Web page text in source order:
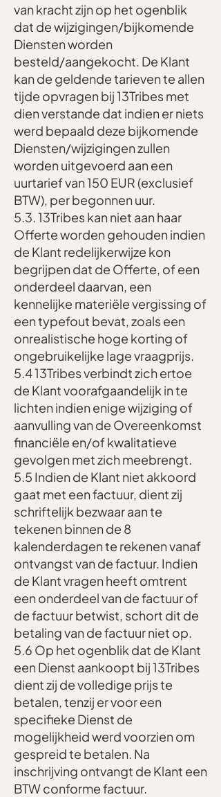
van kracht zijn op het ogenblik
dat de wijzigingen/bijkomende
Diensten worden
besteld/aangekocht. De Klant
kan de geldende tarieven te allen
tijde opvragen bij 13Tribes met
dien verstande dat indien er niets
werd bepaald deze bijkomende
Diensten/wijzigingen zullen
worden uitgevoerd aan een
uurtarief van 150 EUR (exclusief
BTW), per begonnen uur.
5.3. 13Tribes kan niet aan haar
Offerte worden gehouden indien
de Klant redelijkerwijze kon
begrijpen dat de Offerte, of een
onderdeel daarvan, een
kennelijke materiële vergissing of
een typefout bevat, zoals een
onrealistische hoge korting of
ongebruikelijke lage vraagprijs.
5.4 13Tribes verbindt zich ertoe
de Klant voorafgaandelijk in te
lichten indien enige wijziging of
aanvulling van de Overeenkomst
financiële en/of kwalitatieve
gevolgen met zich meebrengt.
5.5 Indien de Klant niet akkoord
gaat met een factuur, dient zij
schriftelijk bezwaar aan te
tekenen binnen de 8
kalenderdagen te rekenen vanaf
ontvangst van de factuur. Indien
de Klant vragen heeft omtrent
een onderdeel van de factuur of
de factuur betwist, schort dit de
betaling van de factuur niet op.
5.6 Op het ogenblik dat de Klant
een Dienst aankoopt bij 13Tribes
dient zij de volledige prijs te
betalen, tenzij er voor een
specifieke Dienst de
mogelijkheid werd voorzien om
gespreid te betalen. Na
inschrijving ontvangt de Klant een
BTW conforme factuur.